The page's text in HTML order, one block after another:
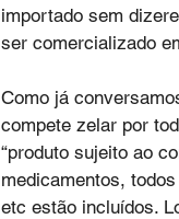
importado sem
ser comercializado
Como já
compete zelar por
“produto sujeito ao
medicamentos,
etc estão incluídos.